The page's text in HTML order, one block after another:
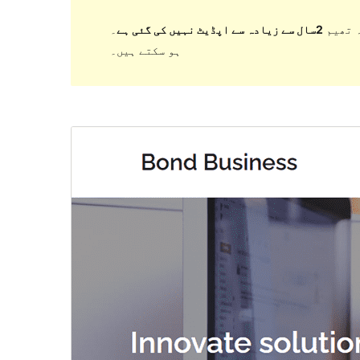
تھیم 2سال سے زیادہ سے اپڈیٹ نہیں کی گئی ہے
ہو سکتے ہیں۔